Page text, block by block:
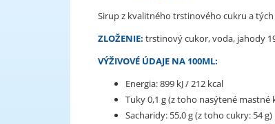
Sirup z kvalitného trstinového cukru a
ZLOŽENIE: trstinový cukor, voda, jahody
VÝŽIVOVÉ ÚDAJE NA 100ML:
Energia: 899 kJ / 212 kcal
Tuky 0,1 g (z toho nasýtené mastné
Sacharidy: 55,0 g (z toho cukry: 54 g)